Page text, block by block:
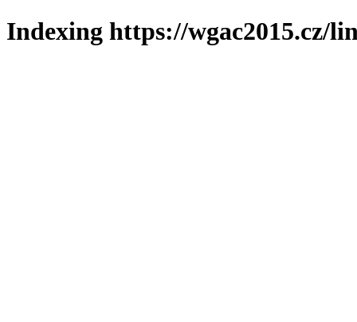
Indexing https://wgac2015.cz/